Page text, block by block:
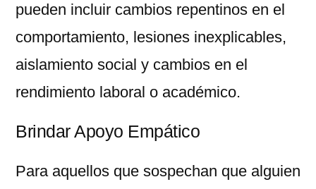
pueden incluir cambios repentinos en el
comportamiento, lesiones inexplicables,
aislamiento social y cambios en el
rendimiento laboral o académico.
Brindar Apoyo Empático
Para aquellos que sospechan que alguien